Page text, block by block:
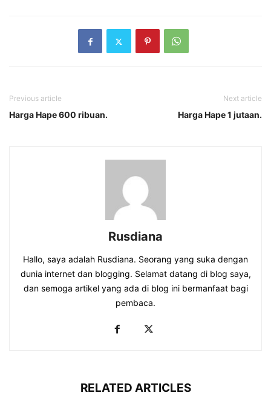
Previous article
Harga Hape 600 ribuan.
Next article
Harga Hape 1 jutaan.
Rusdiana
Hallo, saya adalah Rusdiana. Seorang yang suka dengan
dunia internet dan blogging. Selamat datang di blog saya,
dan semoga artikel yang ada di blog ini bermanfaat bagi
pembaca.
RELATED ARTICLES